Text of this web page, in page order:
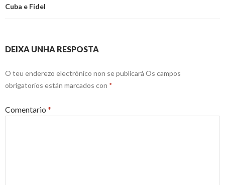
Cuba e Fidel
DEIXA UNHA RESPOSTA
O teu enderezo electrónico non se publicará Os campos
obrigatorios están marcados con *
Comentario *